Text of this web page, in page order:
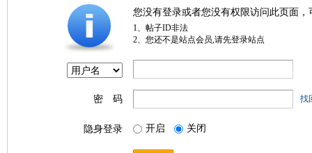
您没有登录或者您没有权限访问此页面
1、帖子ID非法
2、您还不是站点会员,请先登录站点
密 码 找
隐身登录 开启 关闭